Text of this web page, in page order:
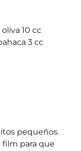
10 cc
3 cc
pequeños.
film para que